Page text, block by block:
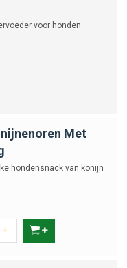
voor honden
Met
hondensnack van konijn
+